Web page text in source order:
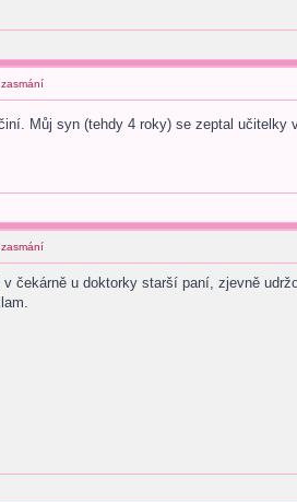
Můj syn (tehdy 4 roky) se zeptal učitelky
v čekárně u doktorky starší paní, zjevně